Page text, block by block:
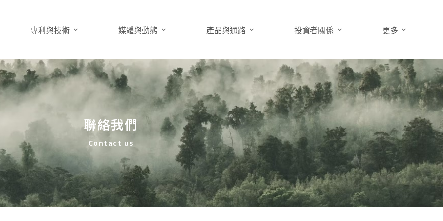
專利與技術 媒體與動態 產品與通路 投資者關係 更多
聯絡我們
Contact us